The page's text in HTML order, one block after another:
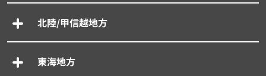
北陸/甲信越地方
東海地方